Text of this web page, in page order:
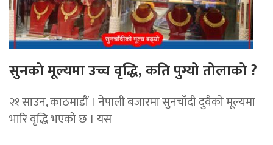
सुनको मूल्यमा उच्च वृद्धि, कति पुग्यो तोलाको ?
२१ साउन, काठमाडौं । नेपाली बजारमा सुनचाँदी दुवैको मूल्यमा
भारि वृद्धि भएको छ । यस